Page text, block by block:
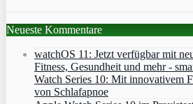
Neueste Kommentare
watchOS 11: Jetzt verfügbar mit
Fitness, Gesundheit und mehr -
Watch Series 10: Mit innovativem
von Schlafapnoe